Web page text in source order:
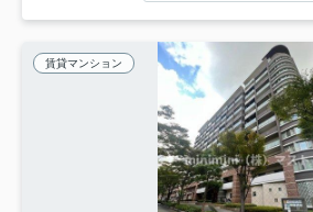
賃貸マンション